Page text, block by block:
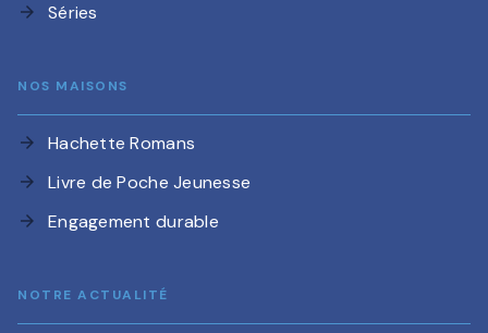
arrow_forward Séries
NOS MAISONS
arrow_forward Hachette Romans
arrow_forward Livre de Poche Jeunesse
arrow_forward Engagement durable
NOTRE ACTUALITÉ